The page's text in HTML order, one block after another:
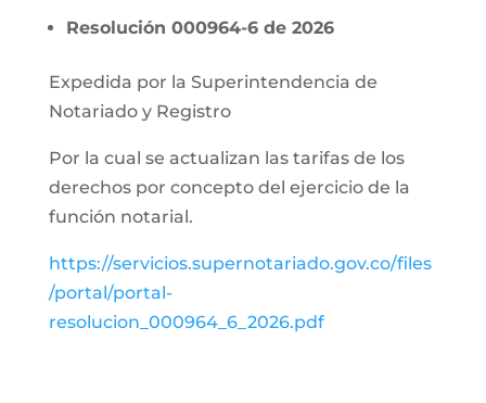
Resolución 000964-6 de 2026
Expedida por la Superintendencia de
Notariado y Registro
Por la cual se actualizan las tarifas de los
derechos por concepto del ejercicio de la
función notarial.
https://servicios.supernotariado.gov.co/files
/portal/portal-
resolucion_000964_6_2026.pdf